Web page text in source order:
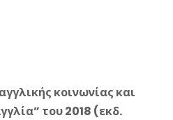
κοινωνίας και
του 2018 (εκδ.